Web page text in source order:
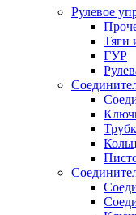
Рулевое
Тяги
ГУР